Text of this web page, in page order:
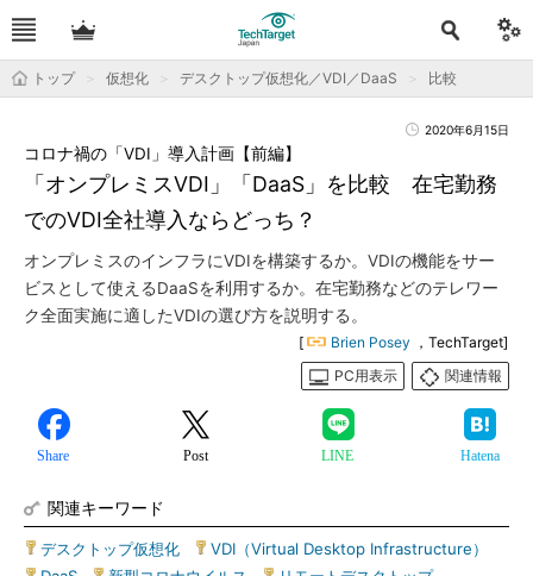
トップ 仮想化 デスクトップ仮想化／VDI／DaaS 比較
2020年6月15日
「オンプレミスVDI」「DaaS」を比較 在宅勤務
でのVDI全社導入ならどっち？
コロナ禍の「VDI」導入計画【前編】
オンプレミスのインフラにVDIを構築するか。VDIの機能をサー
ビスとして使えるDaaSを利用するか。在宅勤務などのテレワー
ク全面実施に適したVDIの選び方を説明する。
[ Brien Posey ，TechTarget]
PC用表示
関連情報
Share Post LINE Hatena
関連キーワード
デスクトップ仮想化 VDI（Virtual Desktop Infrastructure）